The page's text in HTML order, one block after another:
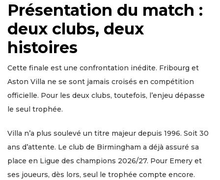
Présentation du match :
deux clubs, deux
histoires
Cette finale est une confrontation inédite. Fribourg et
Aston Villa ne se sont jamais croisés en compétition
officielle. Pour les deux clubs, toutefois, l’enjeu dépasse
le seul trophée.
Villa n’a plus soulevé un titre majeur depuis 1996. Soit 30
ans d’attente. Le club de Birmingham a déjà assuré sa
place en Ligue des champions 2026/27. Pour Emery et
ses joueurs, dès lors, seul le trophée compte encore.